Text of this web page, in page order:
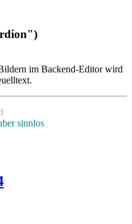
im Backend-Editor wird
sinnlos